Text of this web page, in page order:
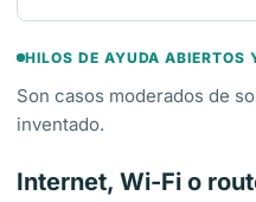
HILOS DE AYUDA ABIERTOS
Son casos moderados de
inventado.
Internet, Wi-Fi o